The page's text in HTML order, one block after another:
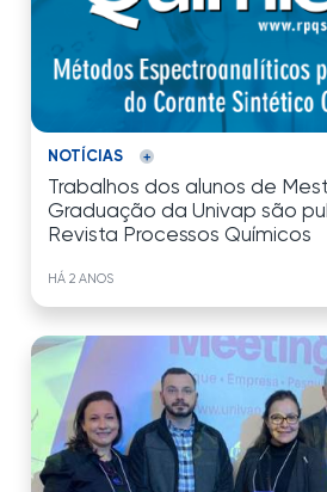
NOTÍCIAS
Trabalhos dos alunos de
Graduação da Univap são
Revista Processos Químicos
HÁ 2 ANOS